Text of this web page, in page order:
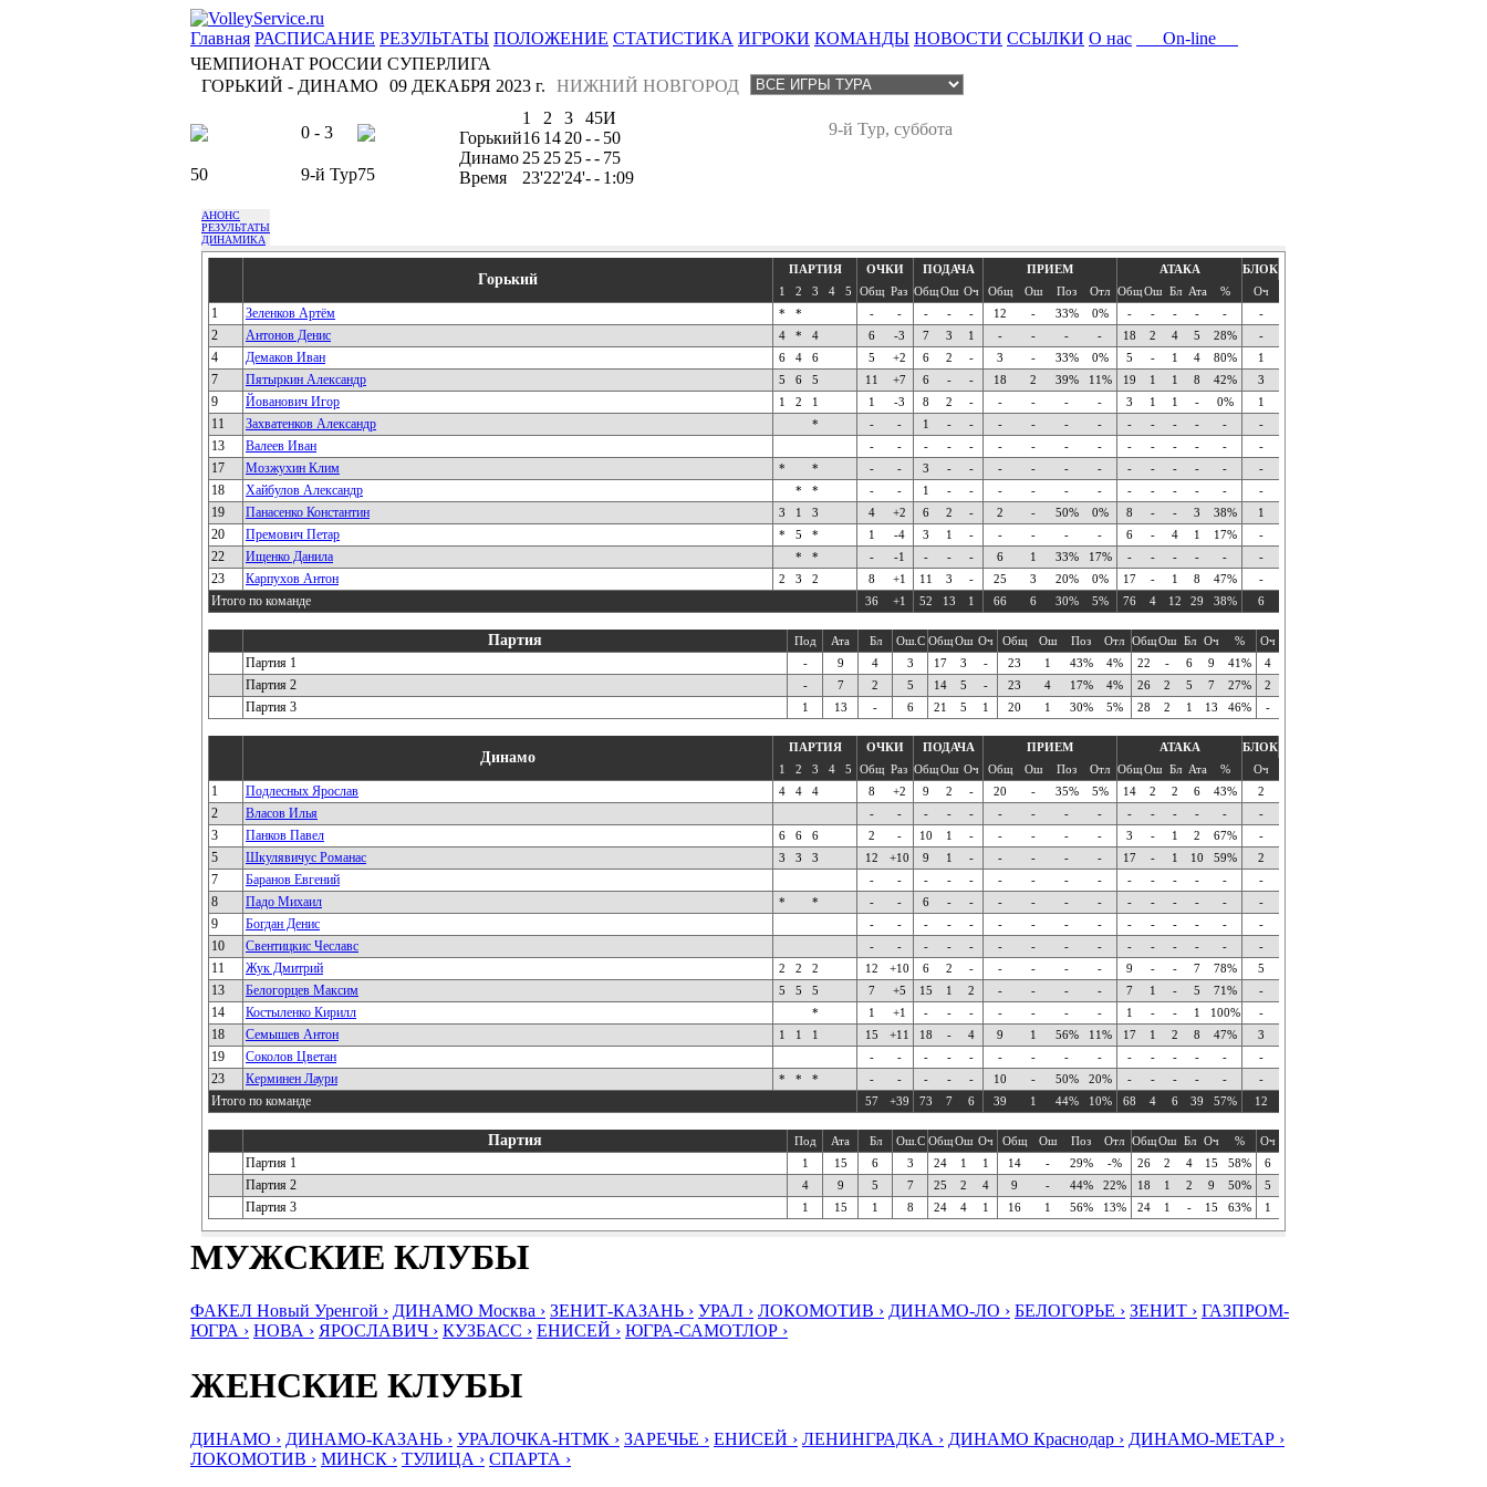
Главная РАСПИСАНИЕ РЕЗУЛЬТАТЫ ПОЛОЖЕНИЕ СТАТИСТИКА ИГРОКИ КОМАНДЫ НОВОСТИ ССЫЛКИ О нас
On-line
ЧЕМПИОНАТ РОССИИ СУПЕРЛИГА
ГОРЬКИЙ - ДИНАМО
НИЖНИЙ НОВГОРОД
09 ДЕКАБРЯ 2023 г.
0 - 3
50 9-й Тур75
9-й Тур, суббота
1 2 3 45И
Горький16 14 20-- 50
Динамо 25 25 25-- 75
Время
23'22'24'-- 1:09
АНОНС
РЕЗУЛЬТАТЫ
ДИНАМИКА
Горький
ПАРТИЯ ОЧКИ ПОДАЧА ПРИЕМ АТАКА
БЛОК
1
2 3 4 5 Общ Раз ОбщОш Оч Общ Ош Поз Отл ОбщОш Бл Ата % Оч
1 Зеленков Артём * * - - - - - 12 - 33% 0% - - - - - -
2 Антонов Денис 4 * 4 6 -3 7 3 1 - - - - 18 2 4 5 28% -
4 Демаков Иван 6 4 6 5 +2 6 2 - 3 - 33% 0% 5 - 1 4 80% 1
7 Пятыркин Александр 5 6 5 11 +7 6 - - 18 2 39% 11% 19 1 1 8 42% 3
9 Йованович Игор 1 2 1 1 -3 8 2 - - - - - 3 1 1 - 0% 1
11 Захватенков Александр * - - 1 - - - - - - - - - - - -
13 Валеев Иван - - - - - - - - - - - - - - -
17 Мозжухин Клим * * - - 3 - - - - - - - - - - - -
18 Хайбулов Александр * * - - 1 - - - - - - - - - - - -
19 Панасенко Константин 3 1 3 4 +2 6 2 - 2 - 50% 0% 8 - - 3 38% 1
20 Премович Петар * 5 * 1 -4 3 1 - - - - - 6 - 4 1 17% -
22 Ищенко Данила * * - -1 - - - 6 1 33% 17% - - - - - -
23 Карпухов Антон 2 3 2 8 +1 11 3 - 25 3 20% 0% 17 - 1 8 47% -
Итого по команде 36 +1 52 13 1 66 6 30% 5% 76 4 12 29 38% 6
Партия Под Ата Бл Ош.С ОбщОш Оч Общ Ош Поз Отл ОбщОш Бл Оч % Оч
Партия 1 - 9 4 3 17 3 - 23 1 43% 4% 22 - 6 9 41% 4
Партия 2 - 7 2 5 14 5 - 23 4 17% 4% 26 2 5 7 27% 2
Партия 3 1 13 - 6 21 5 1 20 1 30% 5% 28 2 1 13 46% -
Динамо
ПАРТИЯ ОЧКИ ПОДАЧА ПРИЕМ АТАКА
БЛОК
1
2 3 4 5 Общ Раз ОбщОш Оч Общ Ош Поз Отл ОбщОш Бл Ата % Оч
1 Подлесных Ярослав 4 4 4 8 +2 9 2 - 20 - 35% 5% 14 2 2 6 43% 2
2 Власов Илья - - - - - - - - - - - - - - -
3 Панков Павел 6 6 6 2 - 10 1 - - - - - 3 - 1 2 67% -
5 Шкулявичус Романас 3 3 3 12 +10 9 1 - - - - - 17 - 1 10 59% 2
7 Баранов Евгений - - - - - - - - - - - - - - -
8 Падо Михаил * * - - 6 - - - - - - - - - - - -
9 Богдан Денис - - - - - - - - - - - - - - -
10 Свентицкис Чеславс - - - - - - - - - - - - - - -
11 Жук Дмитрий 2 2 2 12 +10 6 2 - - - - - 9 - - 7 78% 5
13 Белогорцев Максим 5 5 5 7 +5 15 1 2 - - - - 7 1 - 5 71% -
14 Костыленко Кирилл * 1 +1 - - - - - - - 1 - - 1 100% -
18 Семышев Антон 1 1 1 15 +11 18 - 4 9 1 56% 11% 17 1 2 8 47% 3
19 Соколов Цветан - - - - - - - - - - - - - - -
23 Керминен Лаури * * * - - - - - 10 - 50% 20% - - - - - -
Итого по команде 57 +39 73 7 6 39 1 44% 10% 68 4 6 39 57% 12
Партия Под Ата Бл Ош.С ОбщОш Оч Общ Ош Поз Отл ОбщОш Бл Оч % Оч
Партия 1 1 15 6 3 24 1 1 14 - 29% -% 26 2 4 15 58% 6
Партия 2 4 9 5 7 25 2 4 9 - 44% 22% 18 1 2 9 50% 5
Партия 3 1 15 1 8 24 4 1 16 1 56% 13% 24 1 - 15 63% 1
МУЖСКИЕ КЛУБЫ
ФАКЕЛ Новый Уренгой › ДИНАМО Москва › ЗЕНИТ-КАЗАНЬ › УРАЛ › ЛОКОМОТИВ › ДИНАМО-ЛО › БЕЛОГОРЬЕ › ЗЕНИТ › ГАЗПРОМ-
ЮГРА › НОВА › ЯРОСЛАВИЧ › КУЗБАСС › ЕНИСЕЙ › ЮГРА-САМОТЛОР ›
ЖЕНСКИЕ КЛУБЫ
ДИНАМО › ДИНАМО-КАЗАНЬ › УРАЛОЧКА-НТМК › ЗАРЕЧЬЕ › ЕНИСЕЙ › ЛЕНИНГРАДКА › ДИНАМО Краснодар › ДИНАМО-МЕТАР ›
ЛОКОМОТИВ › МИНСК › ТУЛИЦА › СПАРТА ›